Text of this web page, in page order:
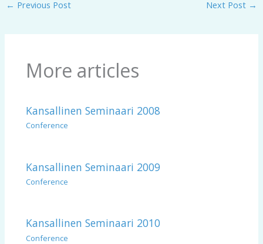
← Previous Post Next Post →
More articles
Kansallinen Seminaari 2008
Conference
Kansallinen Seminaari 2009
Conference
Kansallinen Seminaari 2010
Conference